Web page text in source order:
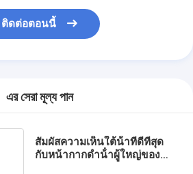
ติดต่อตอนนี้
এর সেরা মূল্য পান
สัมผัสความเห็นใต้น้ําที่ดีที่สุด
กับหน้ากากดําน้ําผู้ใหญ่ของ